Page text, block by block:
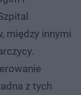
między innymi
z tych